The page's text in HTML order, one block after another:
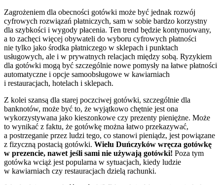
Zagrożeniem dla obecności gotówki może być jednak rozwój
cyfrowych rozwiązań płatniczych, sam w sobie bardzo korzystny
dla szybkości i wygody płacenia. Ten trend będzie kontynuowany,
a to zachęci więcej obywateli do wyboru cyfrowych płatności
nie tylko jako środka płatniczego w sklepach i punktach
usługowych, ale i w prywatnych relacjach między sobą. Ryzykiem
dla gotówki mogą być szczególnie nowe pomysły na łatwe płatności
automatyczne i opcje samoobsługowe w kawiarniach
i restauracjach, hotelach i sklepach.
Z kolei szansą dla starej poczciwej gotówki, szczególnie dla
banknotów, może być to, że wyjątkowo chętnie jest ona
wykorzystywana jako kieszonkowe czy prezenty pieniężne. Może
to wynikać z faktu, że gotówkę można łatwo przekazywać,
a postrzeganie przez ludzi tego, co stanowi pieniądz, jest powiązane
z fizyczną postacią gotówki. Wielu Duńczyków wręcza gotówkę
w prezencie, nawet jeśli sami nie używają gotówki! Poza tym
gotówka wciąż jest popularna w sytuacjach, kiedy ludzie
w kawiarniach czy restauracjach dzielą rachunki.